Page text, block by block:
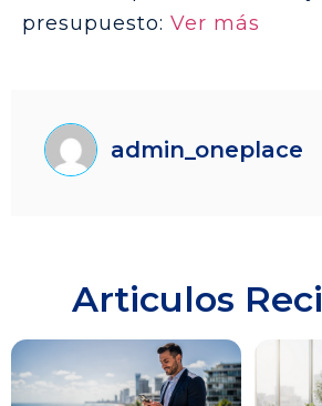
presupuesto: Ver más
admin_oneplace
Articulos